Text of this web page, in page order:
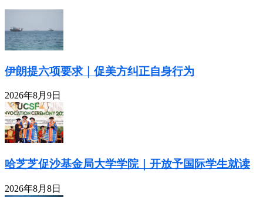
伊朗提六项要求｜促美方纠正自身行为
2026年8月9日
哈芝芝促沙基金局大学学院｜开放予国际学生就读
2026年8月8日